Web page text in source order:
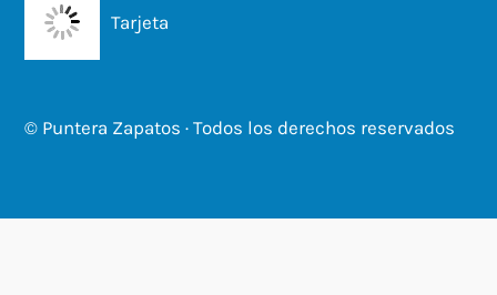
Tarjeta
© Puntera Zapatos · Todos los derechos reservados